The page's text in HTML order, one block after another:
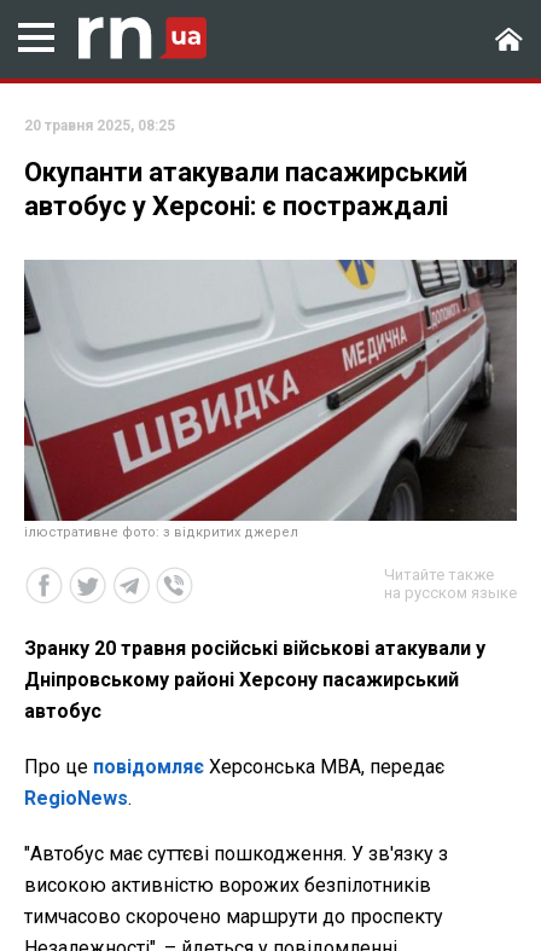
20 травня 2025, 08:25
Окупанти атакували пасажирський
автобус у Херсоні: є постраждалі
ілюстративне фото: з відкритих джерел
Читайте также
на русском языке
Зранку 20 травня російські військові атакували у
Дніпровському районі Херсону пасажирський
автобус
Про це повідомляє Херсонська МВА, передає
RegioNews.
"Автобус має суттєві пошкодження. У зв'язку з
високою активністю ворожих безпілотників
тимчасово скорочено маршрути до проспекту